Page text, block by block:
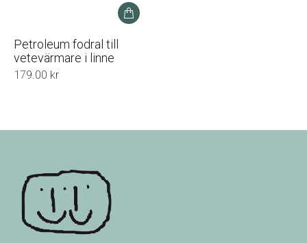
Petroleum fodral till
vetevärmare i linne
179.00 kr